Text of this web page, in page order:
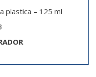
plastica – 125 ml